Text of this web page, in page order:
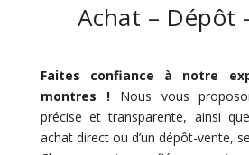
Achat – Dépôt
Faites confiance à notre
montres !Nous vous
précise et transparente, ainsi
achat direct ou d’un dépôt-vente,